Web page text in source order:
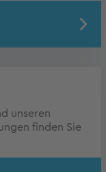
unseren
finden Sie